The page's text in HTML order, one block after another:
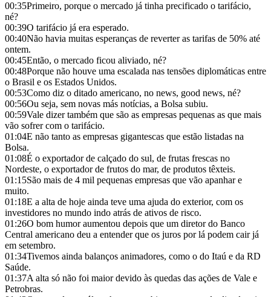
00:35Primeiro, porque o mercado já tinha precificado o tarifácio,
né?
00:39O tarifácio já era esperado.
00:40Não havia muitas esperanças de reverter as tarifas de 50% até
ontem.
00:45Então, o mercado ficou aliviado, né?
00:48Porque não houve uma escalada nas tensões diplomáticas entre
o Brasil e os Estados Unidos.
00:53Como diz o ditado americano, no news, good news, né?
00:56Ou seja, sem novas más notícias, a Bolsa subiu.
00:59Vale dizer também que são as empresas pequenas as que mais
vão sofrer com o tarifácio.
01:04E não tanto as empresas gigantescas que estão listadas na
Bolsa.
01:08É o exportador de calçado do sul, de frutas frescas no
Nordeste, o exportador de frutos do mar, de produtos têxteis.
01:15São mais de 4 mil pequenas empresas que vão apanhar e
muito.
01:18E a alta de hoje ainda teve uma ajuda do exterior, com os
investidores no mundo indo atrás de ativos de risco.
01:26O bom humor aumentou depois que um diretor do Banco
Central americano deu a entender que os juros por lá podem cair já
em setembro.
01:34Tivemos ainda balanços animadores, como o do Itaú e da RD
Saúde.
01:37A alta só não foi maior devido às quedas das ações de Vale e
Petrobras.